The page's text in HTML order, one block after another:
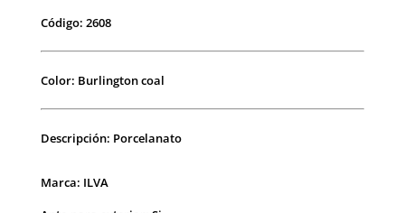
Código: 2608
Color: Burlington coal
Descripción: Porcelanato
Marca: ILVA